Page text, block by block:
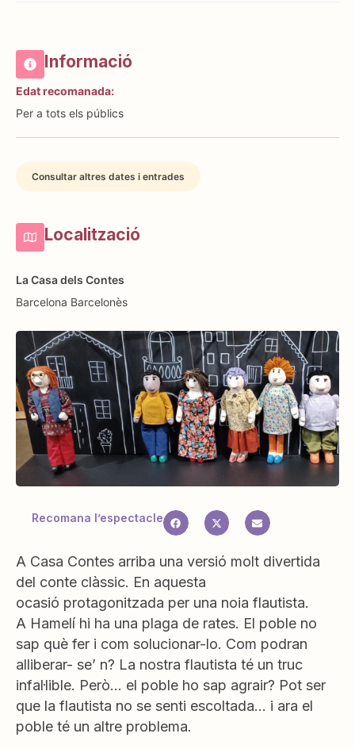
Informació
Edat recomanada:
Per a tots els públics
Consultar altres dates i entrades
Localització
La Casa dels Contes
Barcelona Barcelonès
Recomana l’espectacle
A Casa Contes arriba una versió molt divertida
del conte clàssic. En aquesta
ocasió protagonitzada per una noia flautista.
A Hamelí hi ha una plaga de rates. El poble no
sap què fer i com solucionar-lo. Com podran
alliberar- se’ n? La nostra flautista té un truc
infal·lible. Però… el poble ho sap agrair? Pot ser
que la flautista no se senti escoltada… i ara el
poble té un altre problema.